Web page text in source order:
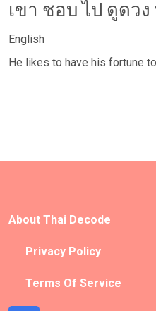
เขา ชอบ ไป ดูดว
English
He likes to have his fortune
About Thai Decode
Privacy Policy
Terms Of Service